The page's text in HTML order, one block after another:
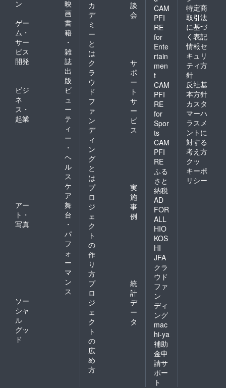
ン
映
画
ゲー
ム・
サー
ビス
開発
書
籍
・
雑
誌
出
版
ビジ
ネ
ス・
起業
ビ
ュ
ー
テ
ィ
ー
・
ヘ
ル
ス
ケ
ア
アー
ト・
写真
舞
台
・
パ
フ
ォ
ー
マ
ン
ス
ソー
シャ
ル
グッ
ド
カ
デ
ミ
ー
と
は
談
会
ク
ラ
ウ
ド
フ
ァ
ン
デ
ィ
ン
グ
と
は
サ
ポ
ー
ト
サ
ー
ビ
ス
プ
ロ
ジ
ェ
ク
ト
の
作
り
方
実
施
事
例
プ
ロ
ジ
ェ
ク
ト
の
広
め
方
統
計
デ
ー
タ
CAM
PFI
RE
for
Ente
rtain
men
t
CAM
PFI
RE
for
Spor
ts
CAM
PFI
RE
ふる
さと
納税
AD
FOR
ALL
HIO
KOS
HI
JFA
クラ
ウド
ファ
ン
ディ
ング
mac
hi-ya
補助
金申
請サ
ポー
ト
特定商
取引法
に基づ
く表記
情報セ
キュリ
ティ方
針
反社基
本方針
カスタ
マーハ
ラスメ
ントに
対する
考え方
クッ
キーポ
リシー